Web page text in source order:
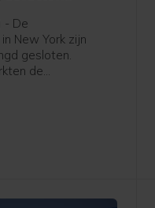
- De
New York zijn
gesloten.
de